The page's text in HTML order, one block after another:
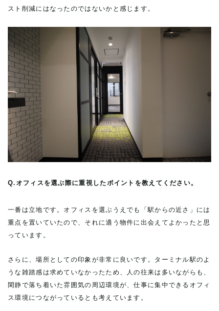
スト削減にはなったのではないかと感じます。
Q.オフィスを選ぶ際に重視したポイントを教えてください。
一番は立地です。オフィスを選ぶうえでも「駅からの近さ」には
重点を置いていたので、それに適う物件に出会えてよかったと思
っています。
さらに、場所としての印象が非常に良いです。ターミナル駅のよ
うな雑踏感は求めていなかったため、人の往来は多いながらも、
閑静で落ち着いた雰囲気の周辺環境が、仕事に集中できるオフィ
ス環境につながっているとも考えています。